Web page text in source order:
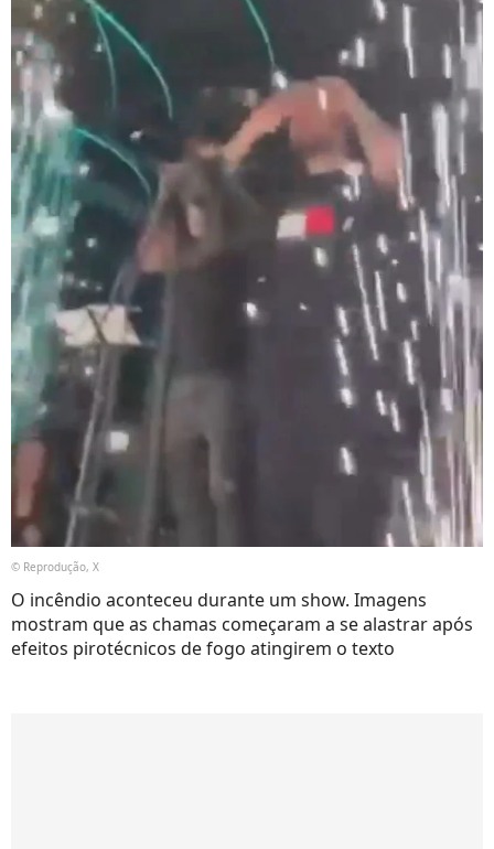
© Reprodução, X
O incêndio aconteceu durante um show. Imagens
mostram que as chamas começaram a se alastrar após
efeitos pirotécnicos de fogo atingirem o texto